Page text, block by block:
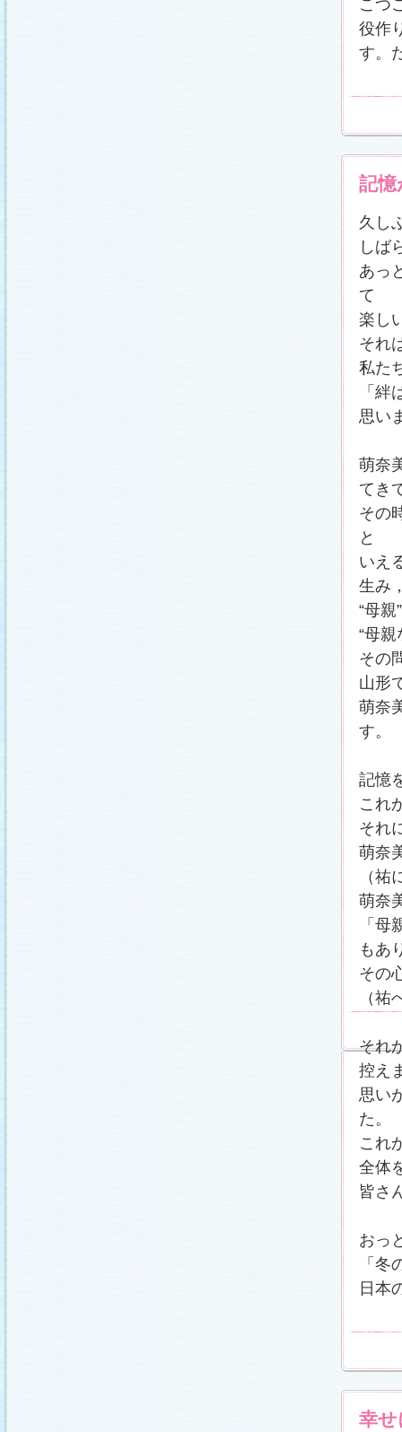
こつ
役作
す。
記
久し
しば
あっ
て
楽し
それ
私た
「
思い
萌奈
てき
その
と
いえ
生み
“母
“母
その
山形
萌奈
す。
記憶
これ
それ
萌奈
（
萌奈
「
もあ
その
（
それ
控え
思い
た。
これ
全体
皆さ
おっ
「
日本
幸